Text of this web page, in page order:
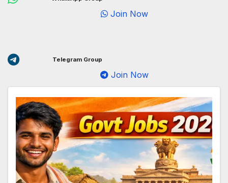
Join Now
Telegram Group
Join Now